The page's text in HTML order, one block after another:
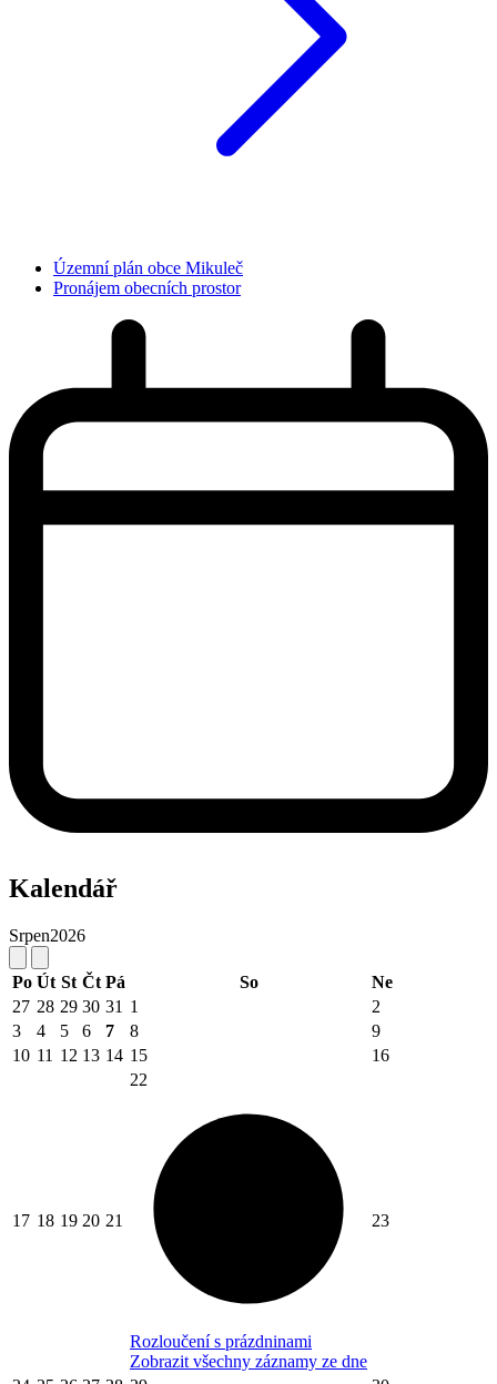
Územní plán obce Mikuleč
Pronájem obecních prostor
Kalendář
Srpen2026
Po Út St Čt Pá So
Ne
27 28 29 30 31 1
2
3
4 5 6 7 8
9
10 11 12 13 14 15 16
17 18 19 20 21
22
Rozloučení s prázdninami
Zobrazit všechny záznamy ze dne
23